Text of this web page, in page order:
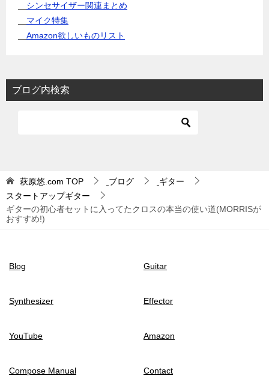
シンセサイザー関連まとめ
マイク特集
Amazon欲しいものリスト
ブログ内検索
萩原悠.com TOP ブログ
ギター
スタートアップギター
ギターの初心者セットに入ってたクロスの本当の使い道(MORRISが
おすすめ!)
Blog Guitar
Synthesizer Effector
YouTube Amazon
Compose Manual Contact